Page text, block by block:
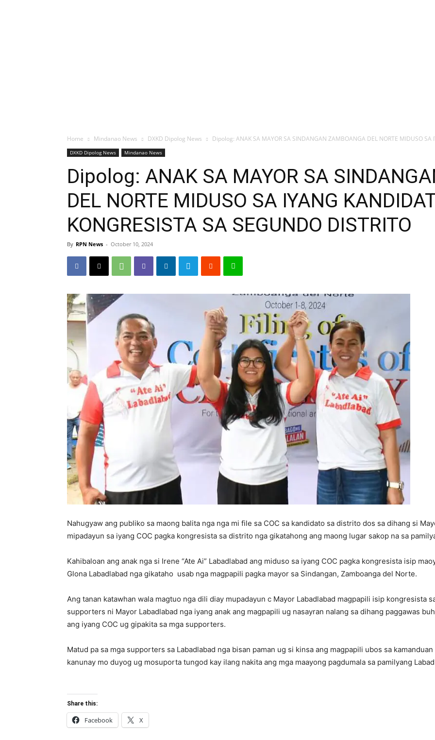
Home Mindanao News DXKD Dipolog News Dipolog: ANAK SA MAYOR SA SINDANGAN ZAMBOANGA DEL NORTE MIDUSO SA
DXKD Dipolog News Mindanao News
Dipolog: ANAK SA MAYOR SA
DEL NORTE MIDUSO SA IYANG
KONGRESISTA SA SEGUNDO DISTRITO
By RPN News - October 10, 2024
Nahugyaw ang publiko sa maong balita nga nga mi file sa COC sa kandidato sa distrito dos sa dihang si
mipadayun sa iyang COC pagka kongresista sa distrito nga gikatahong ang maong lugar sakop na sa
Kahibaloan ang anak nga si Irene “Ate Ai” Labadlabad ang miduso sa iyang COC pagka kongresista isip
Glona Labadlabad nga gikataho usab nga magpapili pagka mayor sa Sindangan, Zamboanga del Norte.
Ang tanan katawhan wala magtuo nga dili diay mupadayun c Mayor Labadlabad magpapili isip kongresista
supporters ni Mayor Labadlabad nga iyang anak ang magpapili ug nasayran nalang sa dihang paggawas
ang iyang COC ug gipakita sa mga supporters.
Matud pa sa mga supporters sa Labadlabad nga bisan paman ug si kinsa ang magpapili ubos sa
kanunay mo duyog ug mosuporta tungod kay ilang nakita ang mga maayong pagdumala sa pamilyang
Share this:
Facebook X